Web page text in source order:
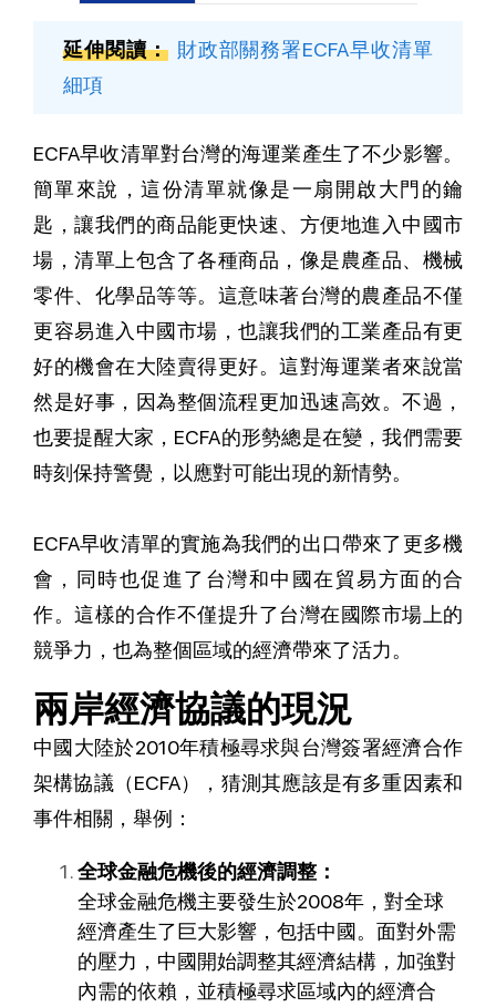
延伸閱讀： 財政部關務署ECFA早收清單
細項
ECFA早收清單對台灣的海運業產生了不少影響。
簡單來說，這份清單就像是一扇開啟大門的鑰
匙，讓我們的商品能更快速、方便地進入中國市
場，清單上包含了各種商品，像是農產品、機械
零件、化學品等等。這意味著台灣的農產品不僅
更容易進入中國市場，也讓我們的工業產品有更
好的機會在大陸賣得更好。這對海運業者來說當
然是好事，因為整個流程更加迅速高效。不過，
也要提醒大家，ECFA的形勢總是在變，我們需要
時刻保持警覺，以應對可能出現的新情勢。
ECFA早收清單的實施為我們的出口帶來了更多機
會，同時也促進了台灣和中國在貿易方面的合
作。這樣的合作不僅提升了台灣在國際市場上的
競爭力，也為整個區域的經濟帶來了活力。
兩岸經濟協議的現況
中國大陸於2010年積極尋求與台灣簽署經濟合作
架構協議（ECFA），猜測其應該是有多重因素和
事件相關，舉例：
全球金融危機後的經濟調整：
全球金融危機主要發生於2008年，對全球
經濟產生了巨大影響，包括中國。面對外需
的壓力，中國開始調整其經濟結構，加強對
內需的依賴，並積極尋求區域內的經濟合